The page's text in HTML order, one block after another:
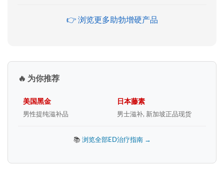
👉 浏览更多助勃增硬产品
🔥 为你推荐
美国黑金
男性提纯滋补品
日本藤素
男士滋补, 新加坡正品现货
📚 浏览全部ED治疗指南 →